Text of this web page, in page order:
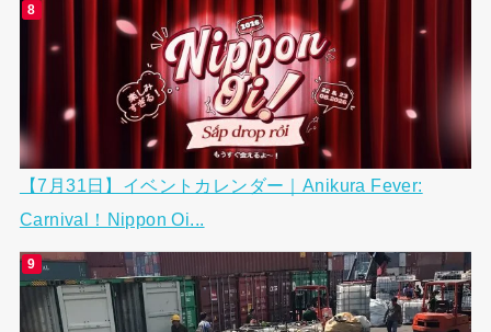
【7月31日】イベントカレンダー｜Anikura Fever:
Carnival！Nippon Oi...